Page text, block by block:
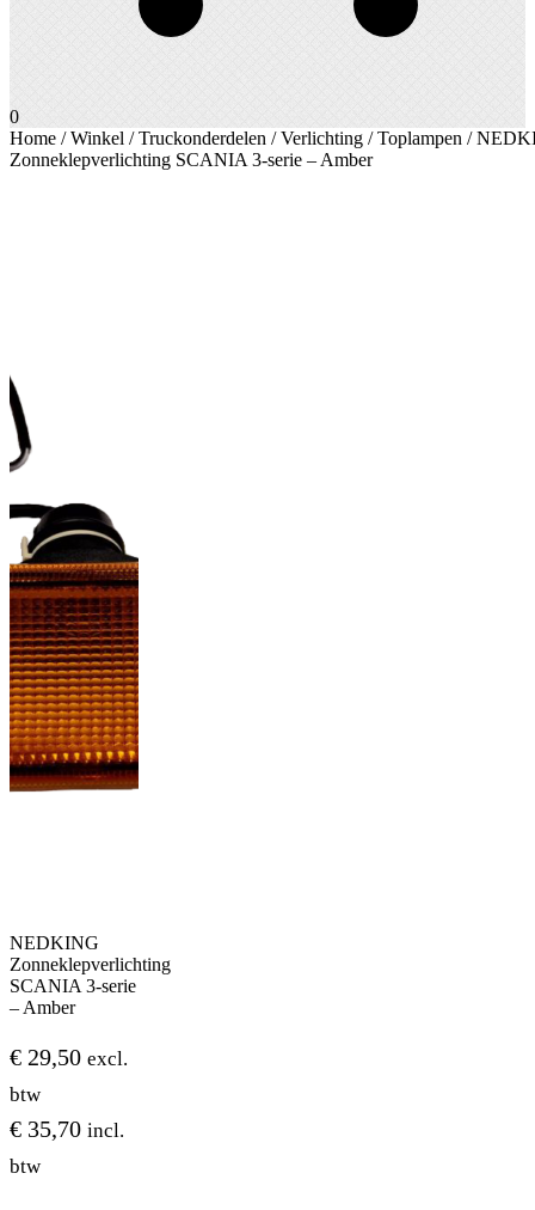
0
Home /Winkel /Truckonderdelen /Verlichting /Toplampen /
Zonneklepverlichting SCANIA 3-serie – Amber
NEDKING
Zonneklepverlichting
SCANIA 3-serie
– Amber
€ 29,50 excl.
btw
€ 35,70 incl.
btw